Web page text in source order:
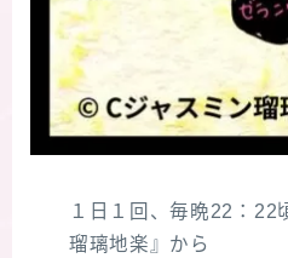
１日１回、毎晩22：22
瑠璃地楽』から